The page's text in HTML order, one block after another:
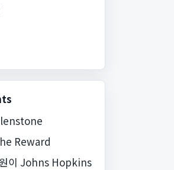
Reward
이 Johns Hopkins